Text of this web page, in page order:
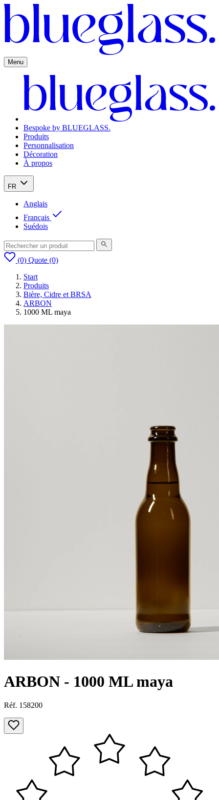
Menu
Bespoke by BLUEGLASS.
Produits
Personnalisation
Décoration
À propos
FR
Anglais
Français
Suédois
(0) Quote (0)
Start
Produits
Bière, Cidre et BRSA
ARBON
1000 ML maya
ARBON - 1000 ML maya
Réf. 158200